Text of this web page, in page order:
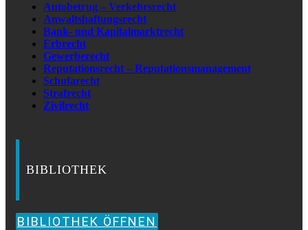
Autobetrug – Verkehrsrecht
Anwaltshaftungsrecht
Bank- und Kapitalmarktrecht
Erbrecht
Gewerberecht
Reputationsrecht – Reputationsmanagement
Schufarecht
Strafrecht
Zivilrecht
BIBLIOTHEK
BIBLIOTHEK ÖFFNEN